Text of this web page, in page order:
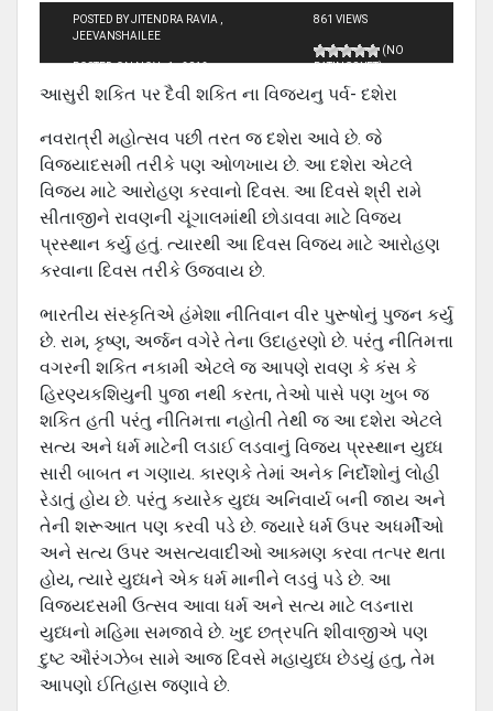
POSTED BY JITENDRA RAVIA ,
JEEVANSHAILEE
POSTED ON NOV - 1 - 2012
861 VIEWS
(NO
RATINGS YET)
આસુરી શકિત પર દૈવી શકિત ના વિજયનુ પર્વ- દશેરા
નવરાત્રી મહોત્‍સવ પછી તરત જ દશેરા આવે છે. જે
વિજયાદસમી તરીકે પણ ઓળખાય છે. આ દશેરા એટલે
વિજય માટે આરોહણ કરવાનો દિવસ. આ દિવસે શ્રી રામે
સીતાજીને રાવણની ચૂંગાલમાંથી છોડાવવા માટે વિજય
પ્રસ્‍થાન કર્યુ હતું. ત્‍યારથી આ દિવસ વિજય માટે આરોહણ
કરવાના દિવસ તરીકે ઉજવાય છે.
ભારતીય સંસ્‍કૃતિએ હંમેશા નીતિવાન વીર પુરૂષોનું પુજન કર્યુ
છે. રામ, કૃષ્‍ણ, અર્જન વગેરે તેના ઉદાહરણો છે. પરંતુ નીતિમત્તા
વગરની શકિત નકામી એટલે જ આપણે રાવણ કે કંસ કે
હિરણ્‍યકશિયુની પુજા નથી કરતા, તેઓ પાસે પણ ખુબ જ
શકિત હતી પરંતુ નીતિમત્તા નહોતી તેથી જ આ દશેરા એટલે
સત્‍ય અને ધર્મ માટેની લડાઈ લડવાનું વિજય પ્રસ્‍થાન યુધ્‍ધ
સારી બાબત ન ગણાય. કારણકે તેમાં અનેક નિર્દોશોનું લોહી
રેડાતું હોય છે. પરંતુ કયારેક યુધ્‍ધ અનિવાર્ય બની જાય અને
તેની શરૂઆત પણ કરવી પડે છે. જયારે ધર્મ ઉપર અધર્મીઓ
અને સત્‍ય ઉપર અસત્‍યવાદીઓ આક્મણ કરવા તત્‍પર થતા
હોય, ત્‍યારે યુધ્‍ધને એક ધર્મ માનીને લડવું પડે છે. આ
વિજયદસમી ઉત્‍સવ આવા ધર્મ અને સત્‍ય માટે લડનારા
યુધ્‍ધનો મહિમા સમજાવે છે. ખુદ છત્રપતિ શીવાજીએ પણ
દુષ્‍ટ ઔરંગઝેબ સામે આજ દિવસે મહાયુધ્‍ધ છેડયું હતુ, તેમ
આપણો ઈતિહાસ જણાવે છે.